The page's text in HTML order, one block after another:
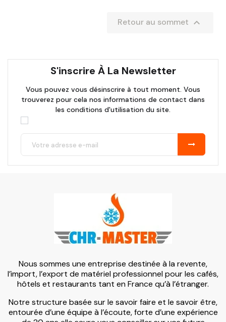
Retour au sommet 
S'inscrire À La Newsletter
Vous pouvez vous désinscrire à tout moment. Vous
trouverez pour cela nos informations de contact dans
les conditions d'utilisation du site.
Nous sommes une entreprise destinée à la revente,
l’import, l’export de matériel professionnel pour les cafés,
hôtels et restaurants tant en France qu’à l’étranger.
Notre structure basée sur le savoir faire et le savoir être,
entourée d’une équipe à l’écoute, forte d’une expérience